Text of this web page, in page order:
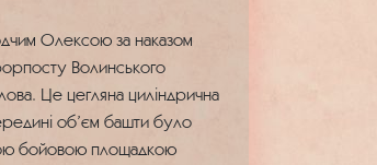
Олексою за наказом
Волинського
Це цегляна циліндрична
об’єм башти було
бойовою площадкою